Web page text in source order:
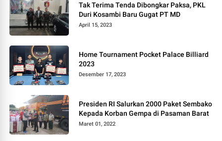
Tak Terima Tenda Dibongkar Paksa, PKL
Duri Kosambi Baru Gugat PT MD
April 15, 2023
Home Tournament Pocket Palace Billiard
2023
Desember 17, 2023
Presiden RI Salurkan 2000 Paket Sembako
Kepada Korban Gempa di Pasaman Barat
Maret 01, 2022